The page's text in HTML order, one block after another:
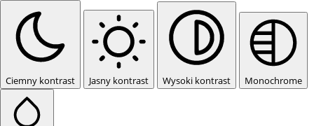
Ciemny kontrast Jasny kontrast Wysoki kontrast Monochrome